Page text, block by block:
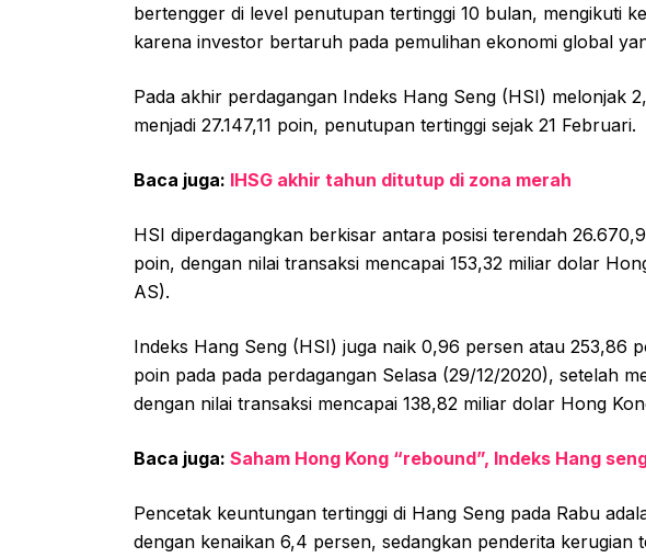
bertengger di level penutupan tertinggi 10 bulan, mengikuti
karena investor bertaruh pada pemulihan ekonomi global
Pada akhir perdagangan Indeks Hang Seng (HSI) melonjak
menjadi 27.147,11 poin, penutupan tertinggi sejak 21 Februari.
Baca juga: IHSG akhir tahun ditutup di zona merah
HSI diperdagangkan berkisar antara posisi terendah
poin, dengan nilai transaksi mencapai 153,32 miliar dolar
AS).
Indeks Hang Seng (HSI) juga naik 0,96 persen atau 253,86
poin pada pada perdagangan Selasa (29/12/2020), setelah
dengan nilai transaksi mencapai 138,82 miliar dolar Hong
Baca juga: Saham Hong Kong “rebound”, Indeks Hang
Pencetak keuntungan tertinggi di Hang Seng pada Rabu
dengan kenaikan 6,4 persen, sedangkan penderita kerugian